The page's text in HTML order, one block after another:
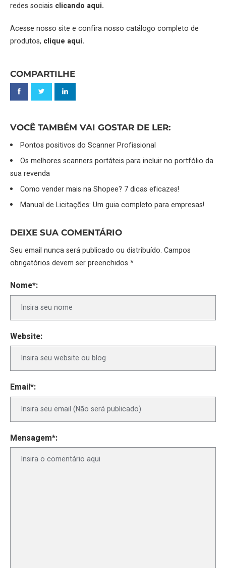
redes sociais clicando aqui.
Acesse nosso site e confira nosso catálogo completo de
produtos, clique aqui.
COMPARTILHE
VOCÊ TAMBÉM VAI GOSTAR DE LER:
Pontos positivos do Scanner Profissional
Os melhores scanners portáteis para incluir no portfólio da
sua revenda
Como vender mais na Shopee? 7 dicas eficazes!
Manual de Licitações: Um guia completo para empresas!
DEIXE SUA COMENTÁRIO
Seu email nunca será publicado ou distribuído. Campos
obrigatórios devem ser preenchidos *
Nome*:
Website:
Email*:
Mensagem*: